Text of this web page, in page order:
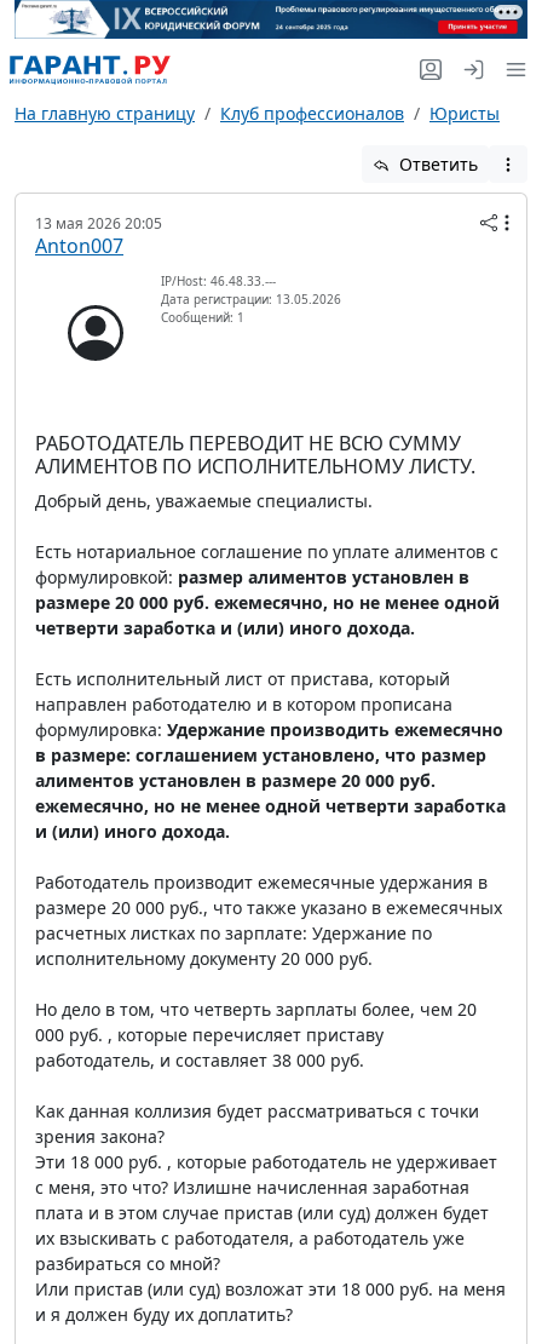
На главную страницу Клуб профессионалов Юристы
Ответить
13 мая 2026 20:05
Anton007
IP/Host: 46.48.33.---
Дата регистрации: 13.05.2026
Сообщений: 1
РАБОТОДАТЕЛЬ ПЕРЕВОДИТ НЕ ВСЮ СУММУ
АЛИМЕНТОВ ПО ИСПОЛНИТЕЛЬНОМУ ЛИСТУ.
Добрый день, уважаемые специалисты.
Есть нотариальное соглашение по уплате алиментов с
формулировкой: размер алиментов установлен в
размере 20 000 руб. ежемесячно, но не менее одной
четверти заработка и (или) иного доxода.
Есть исполнительный лист от пристава, который
направлен работодателю и в котором прописана
формулировка: Удержание производить ежемесячно
в размере: соглашением установлено, что размер
алиментов установлен в размере 20 000 руб.
ежемесячно, но не менее одной четверти заработка
и (или) иного доxода.
Работодатель производит ежемесячные удержания в
размере 20 000 руб., что также указано в ежемесячных
расчетных листках по зарплате: Удержание по
исполнительному документу 20 000 руб.
Но дело в том, что четверть зарплаты более, чем 20
000 руб. , которые перечисляет приставу
работодатель, и составляет 38 000 руб.
Как данная коллизия будет рассматриваться с точки
зрения закона?
Эти 18 000 руб. , которые работодатель не удерживает
с меня, это что? Излишне начисленная заработная
плата и в этом случае пристав (или суд) должен будет
их взыскивать с работодателя, а работодатель уже
разбираться со мной?
Или пристав (или суд) возложат эти 18 000 руб. на меня
и я должен буду их доплатить?